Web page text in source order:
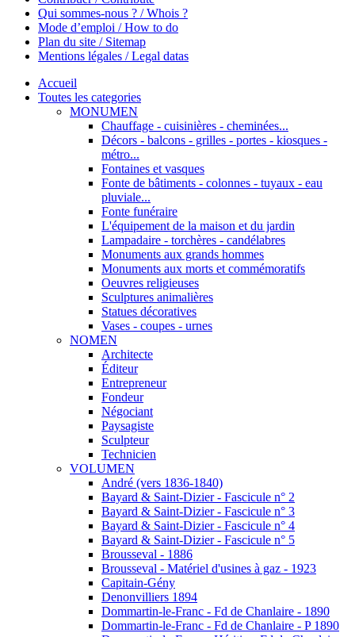
Qui sommes-nous ? / Whois ?
Mode d’emploi / How to do
Plan du site / Sitemap
Mentions légales / Legal datas
Accueil
Toutes les categories
MONUMEN
Chauffage - cuisinières - cheminées...
Décors - balcons - grilles - portes - kiosques -
métro...
Fontaines et vasques
Fonte de bâtiments - colonnes - tuyaux - eau
pluviale...
Fonte funéraire
L'équipement de la maison et du jardin
Lampadaire - torchères - candélabres
Monuments aux grands hommes
Monuments aux morts et commémoratifs
Oeuvres religieuses
Sculptures animalières
Statues décoratives
Vases - coupes - urnes
NOMEN
Architecte
Éditeur
Entrepreneur
Fondeur
Négociant
Paysagiste
Sculpteur
Technicien
VOLUMEN
André (vers 1836-1840)
Bayard & Saint-Dizier - Fascicule n° 2
Bayard & Saint-Dizier - Fascicule n° 3
Bayard & Saint-Dizier - Fascicule n° 4
Bayard & Saint-Dizier - Fascicule n° 5
Brousseval - 1886
Brousseval - Matériel d'usines à gaz - 1923
Capitain-Gény
Denonvilliers 1894
Dommartin-le-Franc - Fd de Chanlaire - 1890
Dommartin-le-Franc - Fd de Chanlaire - P 1890